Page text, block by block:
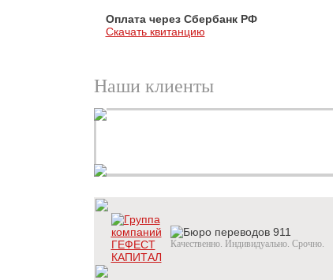
Оплата через Сбербанк РФ
Скачать квитанцию
Наши клиенты
Качественно. Индивидуально. Срочно.